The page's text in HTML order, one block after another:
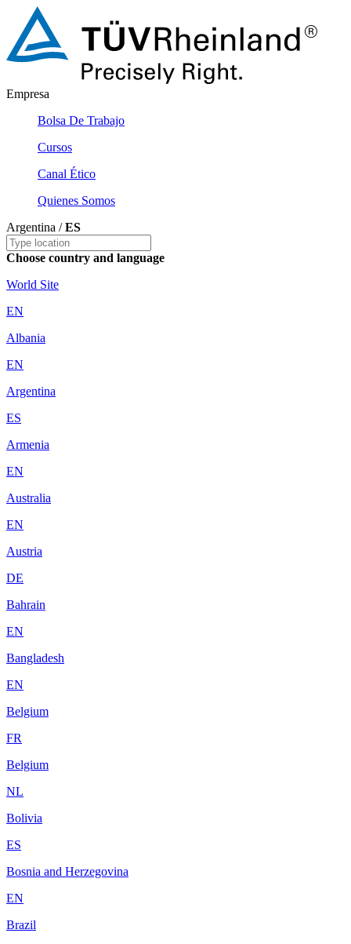
Empresa
Bolsa De Trabajo
Cursos
Canal Ético
Quienes Somos
Argentina /ES
Choose country and language
World Site
EN
Albania
EN
Argentina
ES
Armenia
EN
Australia
EN
Austria
DE
Bahrain
EN
Bangladesh
EN
Belgium
FR
Belgium
NL
Bolivia
ES
Bosnia and Herzegovina
EN
Brazil